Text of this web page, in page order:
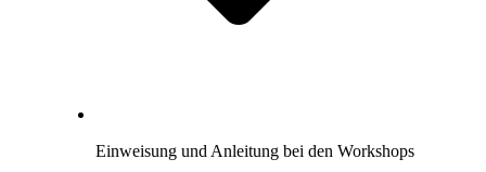
Einweisung und Anleitung bei den Workshops